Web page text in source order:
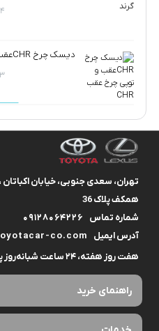
14
دیسک چرخ CHRعقب و توپی چرخ عقب CHR
13
تهران، سعدی جنوبی، خیابان
همکف پلاک 36
شماره تماس
09128064226
آدرس ایمیل
co.com
هفت روز هفته، ۲۴ ساعت شبانه‌روز پاسخگوی شما هستیم.
راهنمای خرید